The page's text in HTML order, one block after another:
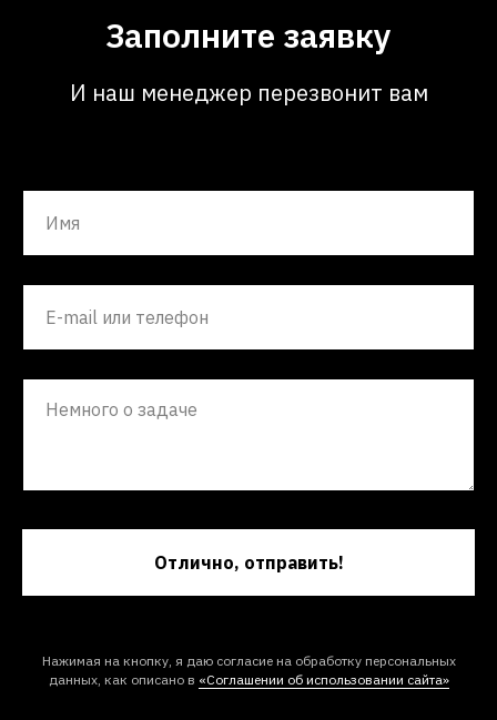
Заполните заявку
И наш менеджер перезвонит вам
Отлично, отправить!
Нажимая на кнопку, я даю согласие на обработку персональных
данных, как описано в «Соглашении об использовании сайта»